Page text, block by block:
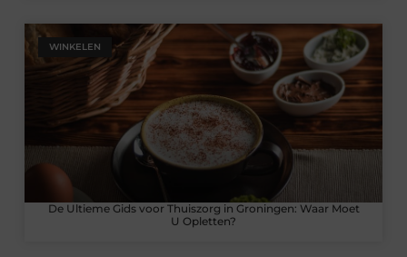
WINKELEN
De Ultieme Gids voor Thuiszorg in Groningen: Waar Moet
U Opletten?